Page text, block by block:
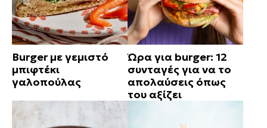
Burger με γεμιστό
μπιφτέκι
γαλοπούλας
Ώρα για burger: 12
συνταγές για να το
απολαύσεις όπως
του αξίζει